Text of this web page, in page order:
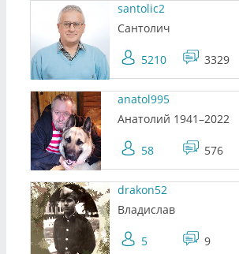
santolic2
Сантолич
5210 3329
anatol995
Анатолий 1941–2022
58 576
drakon52
Владислав
5 9